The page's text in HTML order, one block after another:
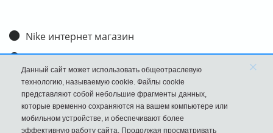
Nike интернет магазин
Доставка и оплата
Обмен и возврат
Размеры
FAQ
Данный сайт может использовать общеотраслевую
технологию, называемую cookie. Файлы cookie
представляют собой небольшие фрагменты данных,
которые временно сохраняются на вашем компьютере или
мобильном устройстве, и обеспечивают более
эффективную работу сайта. Продолжая просматривать
×